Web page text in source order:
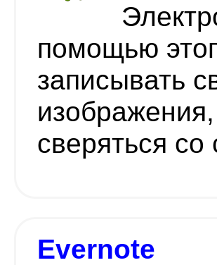
помощью
записывать
сверяться со
Evernote